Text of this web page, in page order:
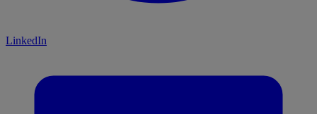
LinkedIn